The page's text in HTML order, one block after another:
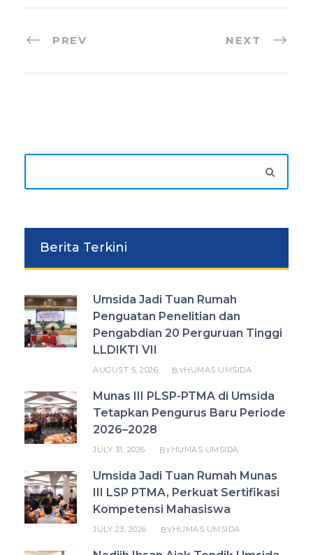
PREV NEXT
Berita Terkini
Umsida Jadi Tuan Rumah
Penguatan Penelitian dan
Pengabdian 20 Perguruan Tinggi
LLDIKTI VII
AUGUST 5, 2026 BYHUMAS UMSIDA
Munas III PLSP-PTMA di Umsida
Tetapkan Pengurus Baru Periode
2026–2028
JULY 31, 2026 BYHUMAS UMSIDA
Umsida Jadi Tuan Rumah Munas
III LSP PTMA, Perkuat Sertifikasi
Kompetensi Mahasiswa
JULY 23, 2026 BYHUMAS UMSIDA